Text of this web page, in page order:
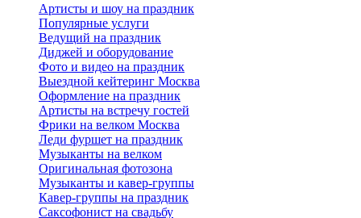
Артисты и шоу на праздник
Популярные услуги
Ведущий на праздник
Диджей и оборудование
Фото и видео на праздник
Выездной кейтеринг Москва
Оформление на праздник
Артисты на встречу гостей
Фрики на велком Москва
Леди фуршет на праздник
Музыканты на велком
Оригинальная фотозона
Музыканты и кавер-группы
Кавер-группы на праздник
Саксофонист на свадьбу